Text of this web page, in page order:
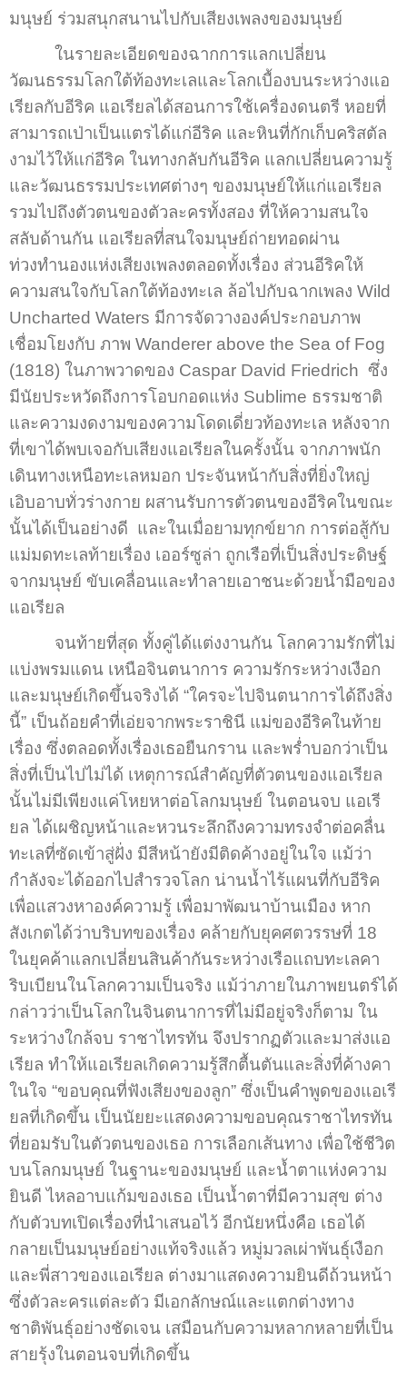
มนุษย์ ร่วมสนุกสนานไปกับเสียงเพลงของมนุษย์
ในรายละเอียดของฉากการแลกเปลี่ยน
วัฒนธรรมโลกใต้ท้องทะเลและโลกเบื้องบนระหว่างแอ
เรียลกับอีริค แอเรียลได้สอนการใช้เครื่องดนตรี หอยที่
สามารถเป่าเป็นแตรได้แก่อีริค และหินที่กักเก็บคริสตัล
งามไว้ให้แก่อีริค ในทางกลับกันอีริค แลกเปลี่ยนความรู้
และวัฒนธรรมประเทศต่างๆ ของมนุษย์ให้แก่แอเรียล
รวมไปถึงตัวตนของตัวละครทั้งสอง ที่ให้ความสนใจ
สลับด้านกัน แอเรียลที่สนใจมนุษย์ถ่ายทอดผ่าน
ท่วงทำนองแห่งเสียงเพลงตลอดทั้งเรื่อง ส่วนอีริคให้
ความสนใจกับโลกใต้ท้องทะเล ล้อไปกับฉากเพลง Wild
Uncharted Waters มีการจัดวางองค์ประกอบภาพ
เชื่อมโยงกับ ภาพ Wanderer above the Sea of Fog
(1818) ในภาพวาดของ Caspar David Friedrich ซึ่ง
มีนัยประหวัดถึงการโอบกอดแห่ง Sublime ธรรมชาติ
และความงดงามของความโดดเดี่ยวท้องทะเล หลังจาก
ที่เขาได้พบเจอกับเสียงแอเรียลในครั้งนั้น จากภาพนัก
เดินทางเหนือทะเลหมอก ประจันหน้ากับสิ่งที่ยิ่งใหญ่
เอิบอาบทั่วร่างกาย ผสานรับการตัวตนของอีริคในขณะ
นั้นได้เป็นอย่างดี และในเมื่อยามทุกข์ยาก การต่อสู้กับ
แม่มดทะเลท้ายเรื่อง เออร์ซูล่า ถูกเรือที่เป็นสิ่งประดิษฐ์
จากมนุษย์ ขับเคลื่อนและทำลายเอาชนะด้วยน้ำมือของ
แอเรียล
จนท้ายที่สุด ทั้งคู่ได้แต่งงานกัน โลกความรักที่ไม่
แบ่งพรมแดน เหนือจินตนาการ ความรักระหว่างเงือก
และมนุษย์เกิดขึ้นจริงได้ “ใครจะไปจินตนาการได้ถึงสิ่ง
นี้” เป็นถ้อยคำที่เอ่ยจากพระราชินี แม่ของอีริคในท้าย
เรื่อง ซึ่งตลอดทั้งเรื่องเธอยืนกราน และพร่ำบอกว่าเป็น
สิ่งที่เป็นไปไม่ได้ เหตุการณ์สำคัญที่ตัวตนของแอเรียล
นั้นไม่มีเพียงแค่โหยหาต่อโลกมนุษย์ ในตอนจบ แอเรี
ยล ได้เผชิญหน้าและหวนระลึกถึงความทรงจำต่อคลื่น
ทะเลที่ซัดเข้าสู่ฝั่ง มีสีหน้ายังมีติดค้างอยู่ในใจ แม้ว่า
กำลังจะได้ออกไปสำรวจโลก น่านน้ำไร้แผนที่กับอีริค
เพื่อแสวงหาองค์ความรู้ เพื่อมาพัฒนาบ้านเมือง หาก
สังเกตได้ว่าบริบทของเรื่อง คล้ายกับยุคศตวรรษที่ 18
ในยุคค้าแลกเปลี่ยนสินค้ากันระหว่างเรือแถบทะเลคา
ริบเบียนในโลกความเป็นจริง แม้ว่าภายในภาพยนตร์ได้
กล่าวว่าเป็นโลกในจินตนาการที่ไม่มีอยู่จริงก็ตาม ใน
ระหว่างใกล้จบ ราชาไทรทัน จึงปรากฏตัวและมาส่งแอ
เรียล ทำให้แอเรียลเกิดความรู้สึกตื้นตันและสิ่งที่ค้างคา
ในใจ “ขอบคุณที่ฟังเสียงของลูก” ซึ่งเป็นคำพูดของแอเรี
ยลที่เกิดขึ้น เป็นนัยยะแสดงความขอบคุณราชาไทรทัน
ที่ยอมรับในตัวตนของเธอ การเลือกเส้นทาง เพื่อใช้ชีวิต
บนโลกมนุษย์ ในฐานะของมนุษย์ และน้ำตาแห่งความ
ยินดี ไหลอาบแก้มของเธอ เป็นน้ำตาที่มีความสุข ต่าง
กับตัวบทเปิดเรื่องที่นำเสนอไว้ อีกนัยหนึ่งคือ เธอได้
กลายเป็นมนุษย์อย่างแท้จริงแล้ว หมู่มวลเผ่าพันธุ์เงือก
และพี่สาวของแอเรียล ต่างมาแสดงความยินดีถ้วนหน้า
ซึ่งตัวละครแต่ละตัว มีเอกลักษณ์และแตกต่างทาง
ชาติพันธุ์อย่างชัดเจน เสมือนกับความหลากหลายที่เป็น
สายรุ้งในตอนจบที่เกิดขึ้น